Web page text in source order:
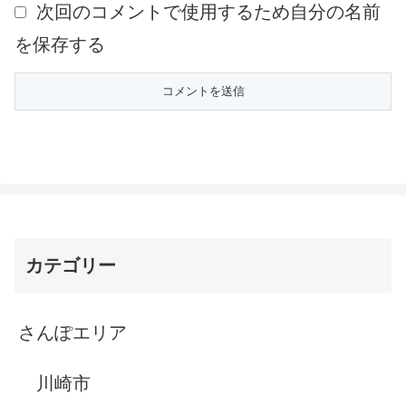
次回のコメントで使用するため自分の名前
を保存する
カテゴリー
さんぽエリア
川崎市